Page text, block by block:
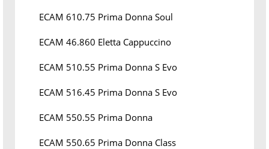
ECAM 610.75 Prima Donna Soul
ECAM 46.860 Eletta Cappuccino
ECAM 510.55 Prima Donna S Evo
ECAM 516.45 Prima Donna S Evo
ECAM 550.55 Prima Donna
ECAM 550.65 Prima Donna Class